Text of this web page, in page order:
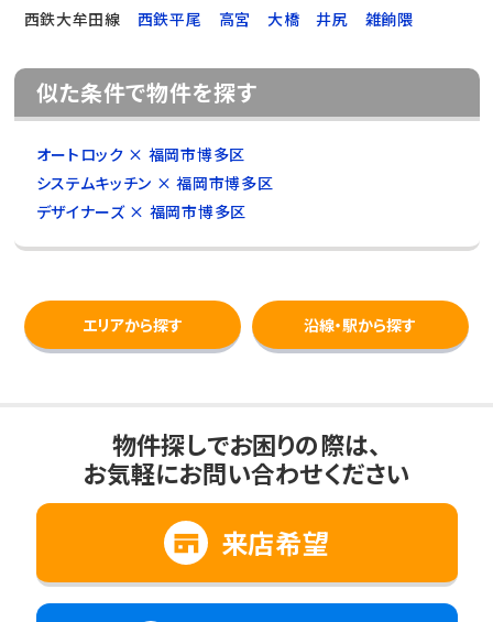
西鉄大牟田線
西鉄平尾 高宮 大橋 井尻 雑餉隈
似た条件で物件を探す
オートロック × 福岡市博多区
システムキッチン × 福岡市博多区
デザイナーズ × 福岡市博多区
エリアから探す 沿線・駅から探す
物件探しでお困りの際は、
お気軽にお問い合わせください
来店希望